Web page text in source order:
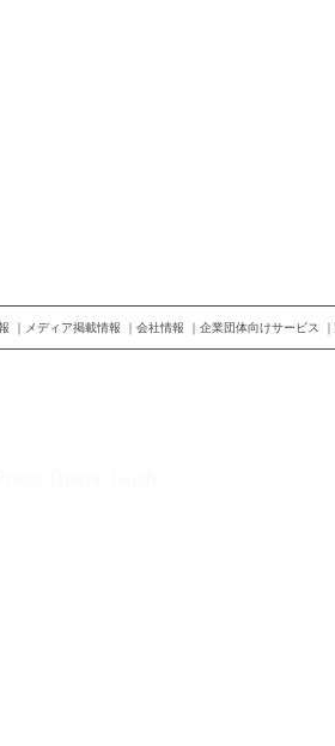
メディア掲載情報 会社情報 企業団体向けサービス